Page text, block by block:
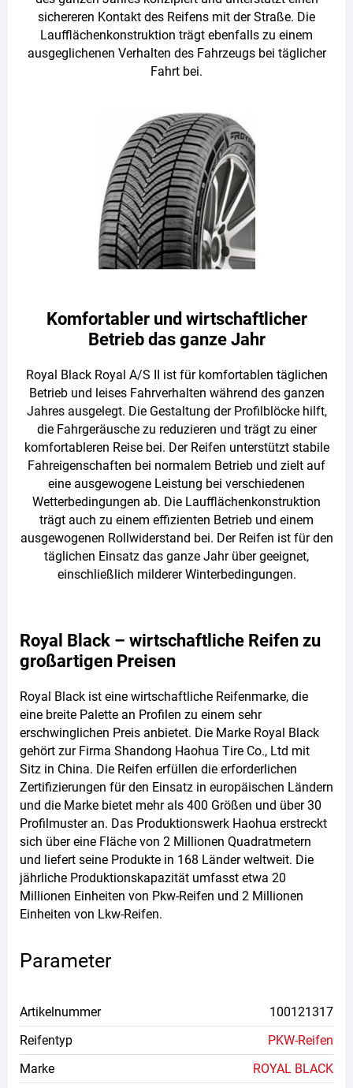
sichereren Kontakt des Reifens mit der Straße. Die
Laufflächenkonstruktion trägt ebenfalls zu einem
ausgeglichenen Verhalten des Fahrzeugs bei täglicher
Fahrt bei.
Komfortabler und wirtschaftlicher
Betrieb das ganze Jahr
Royal Black Royal A/S II ist für komfortablen täglichen
Betrieb und leises Fahrverhalten während des ganzen
Jahres ausgelegt. Die Gestaltung der Profilblöcke hilft,
die Fahrgeräusche zu reduzieren und trägt zu einer
komfortableren Reise bei. Der Reifen unterstützt stabile
Fahreigenschaften bei normalem Betrieb und zielt auf
eine ausgewogene Leistung bei verschiedenen
Wetterbedingungen ab. Die Laufflächenkonstruktion
trägt auch zu einem effizienten Betrieb und einem
ausgewogenen Rollwiderstand bei. Der Reifen ist für den
täglichen Einsatz das ganze Jahr über geeignet,
einschließlich milderer Winterbedingungen.
Royal Black – wirtschaftliche Reifen zu
großartigen Preisen
Royal Black ist eine wirtschaftliche Reifenmarke, die
eine breite Palette an Profilen zu einem sehr
erschwinglichen Preis anbietet. Die Marke Royal Black
gehört zur Firma Shandong Haohua Tire Co., Ltd mit
Sitz in China. Die Reifen erfüllen die erforderlichen
Zertifizierungen für den Einsatz in europäischen Ländern
und die Marke bietet mehr als 400 Größen und über 30
Profilmuster an. Das Produktionswerk Haohua erstreckt
sich über eine Fläche von 2 Millionen Quadratmetern
und liefert seine Produkte in 168 Länder weltweit. Die
jährliche Produktionskapazität umfasst etwa 20
Millionen Einheiten von Pkw-Reifen und 2 Millionen
Einheiten von Lkw-Reifen.
Parameter
Artikelnummer
100121317
Reifentyp
PKW-Reifen
Marke
ROYAL BLACK